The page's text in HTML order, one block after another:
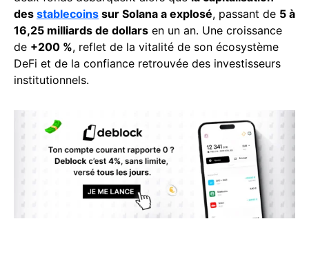
des stablecoins sur Solana a explosé, passant de 5 à
16,25 milliards de dollars en un an. Une croissance
de +200 %, reflet de la vitalité de son écosystème
DeFi et de la confiance retrouvée des investisseurs
institutionnels.